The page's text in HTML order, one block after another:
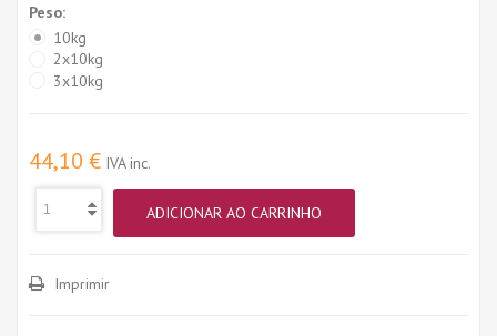
Peso:
10kg
2x10kg
3x10kg
44,10 € IVA inc.
ADICIONAR AO CARRINHO
Imprimir